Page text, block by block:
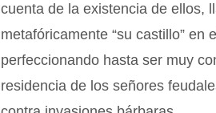
cuenta de la existencia de ellos,
metafóricamente “su castillo”
perfeccionando hasta ser muy
residencia de los señores